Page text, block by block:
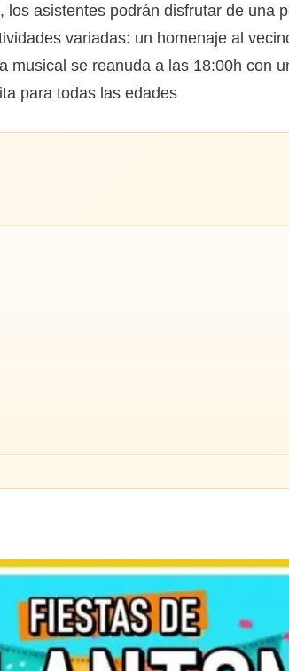
asistentes podrán disfrutar de una
variadas: un homenaje al
se reanuda a las 18:00h con
para todas las edades